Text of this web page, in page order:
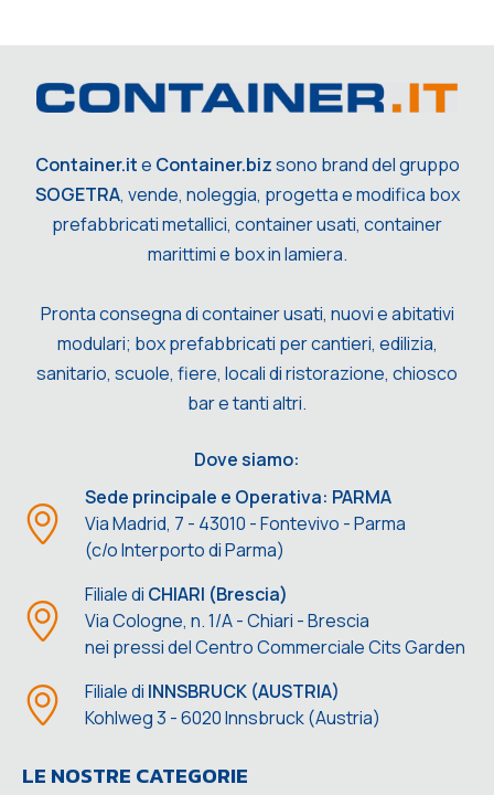
Container.ite Container.bizsono brand del gruppo
SOGETRA, vende, noleggia, progetta e modifica box
prefabbricati metallici, container usati, container
marittimi e box in lamiera.
Pronta consegna di container usati, nuovi e abitativi
modulari; box prefabbricati per cantieri, edilizia,
sanitario, scuole, fiere, locali di ristorazione, chiosco
bar e tanti altri.
Dove siamo:
Sede principale e Operativa: PARMA
Via Madrid, 7 - 43010 - Fontevivo - Parma
(c/o Interporto di Parma)
Filiale di CHIARI (Brescia)
Via Cologne, n. 1/A - Chiari - Brescia
nei pressi del Centro Commerciale Cits Garden
Filiale di INNSBRUCK (AUSTRIA)
Kohlweg 3 - 6020 Innsbruck (Austria)
LE NOSTRE CATEGORIE